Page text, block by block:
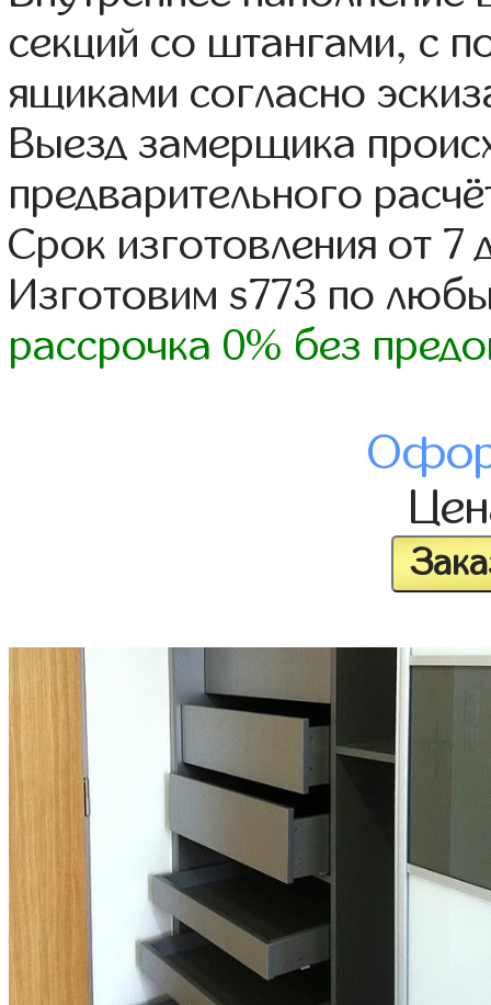
секций со штангами, с
ящиками согласно
Выезд замерщика
предварительного
Срок изготовления от 7
Изготовим s773 по
рассрочка 0% без